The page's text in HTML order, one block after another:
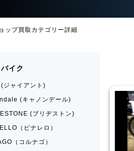
ップ買取カテゴリー詳細
イク
ジャイアント)
(キャノンデール)
(ブリヂストン)
（ピナレロ）
（コルナゴ）